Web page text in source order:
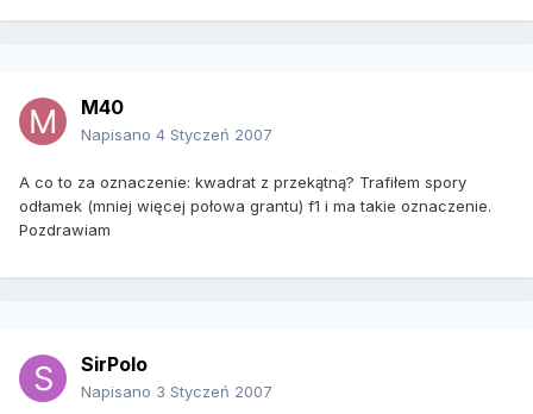
M40
Napisano 4 Styczeń 2007
A co to za oznaczenie: kwadrat z przekątną? Trafiłem spory
odłamek (mniej więcej połowa grantu) f1 i ma takie oznaczenie.
Pozdrawiam
SirPolo
Napisano 3 Styczeń 2007